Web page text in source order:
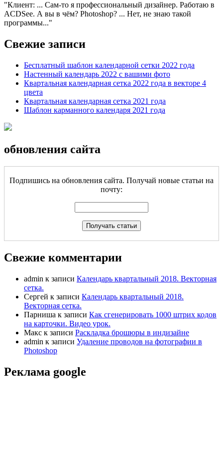
Клиент: ... Сам-то я профессиональный дизайнер. Работаю в
ACDSee. А вы в чём? Photoshop? ... Нет, не знаю такой
программы...
Свежие записи
Бесплатный шаблон календарной сетки 2022 года
Настенный календарь 2022 с вашими фото
Квартальная календарная сетка 2022 года в векторе 4
цвета
Квартальная календарная сетка 2021 года
Шаблон карманного календаря 2021 года
обновления сайта
Подпишись на обновления сайта. Получай новые статьи на
почту:
Свежие комментарии
admin к записи Календарь квартальный 2018. Векторная
сетка.
Сергей к записи Календарь квартальный 2018.
Векторная сетка.
Парниша к записи Как сгенерировать 1000 штрих кодов
на карточки. Видео урок.
Макс к записи Раскладка брошюры в индизайне
admin к записи Удаление проводов на фотографии в
Photoshop
Реклама google